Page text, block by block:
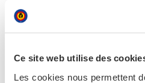
Ce site web utilise des
Les cookies nous permettent
Je souhaite envoyer cette
anonyme